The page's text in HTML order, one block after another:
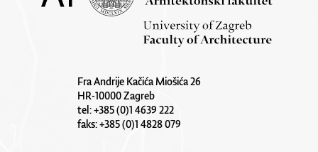
Fra Andrije Kačića Miošića 26
HR-10000 Zagreb
tel: +385 (0)1 4639 222
faks: +385 (0)1 4828 079